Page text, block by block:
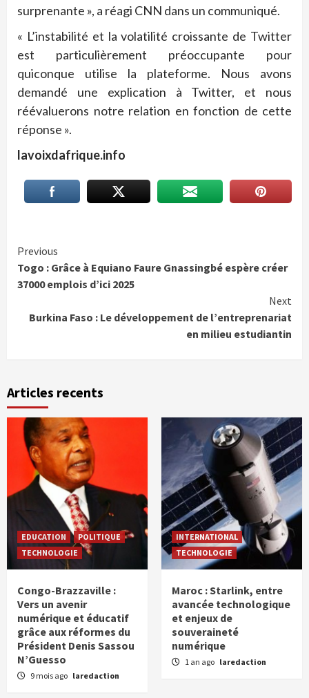
surprenante », a réagi CNN dans un communiqué.
« L’instabilité et la volatilité croissante de Twitter
est particulièrement préoccupante pour
quiconque utilise la plateforme. Nous avons
demandé une explication à Twitter, et nous
réévaluerons notre relation en fonction de cette
réponse ».
lavoixdafrique.info
Continue
Reading
Previous
Togo : Grâce à Equiano Faure Gnassingbé espère créer
37000 emplois d’ici 2025
Next
Burkina Faso : Le développement de l’entreprenariat
en milieu estudiantin
Articles recents
EDUCATION
POLITIQUE
TECHNOLOGIE
Congo-Brazzaville :
Vers un avenir
numérique et éducatif
grâce aux réformes du
Président Denis Sassou
N’Guesso
9 mois ago laredaction
INTERNATIONAL
TECHNOLOGIE
Maroc : Starlink, entre
avancée technologique
et enjeux de
souveraineté
numérique
1 an ago laredaction